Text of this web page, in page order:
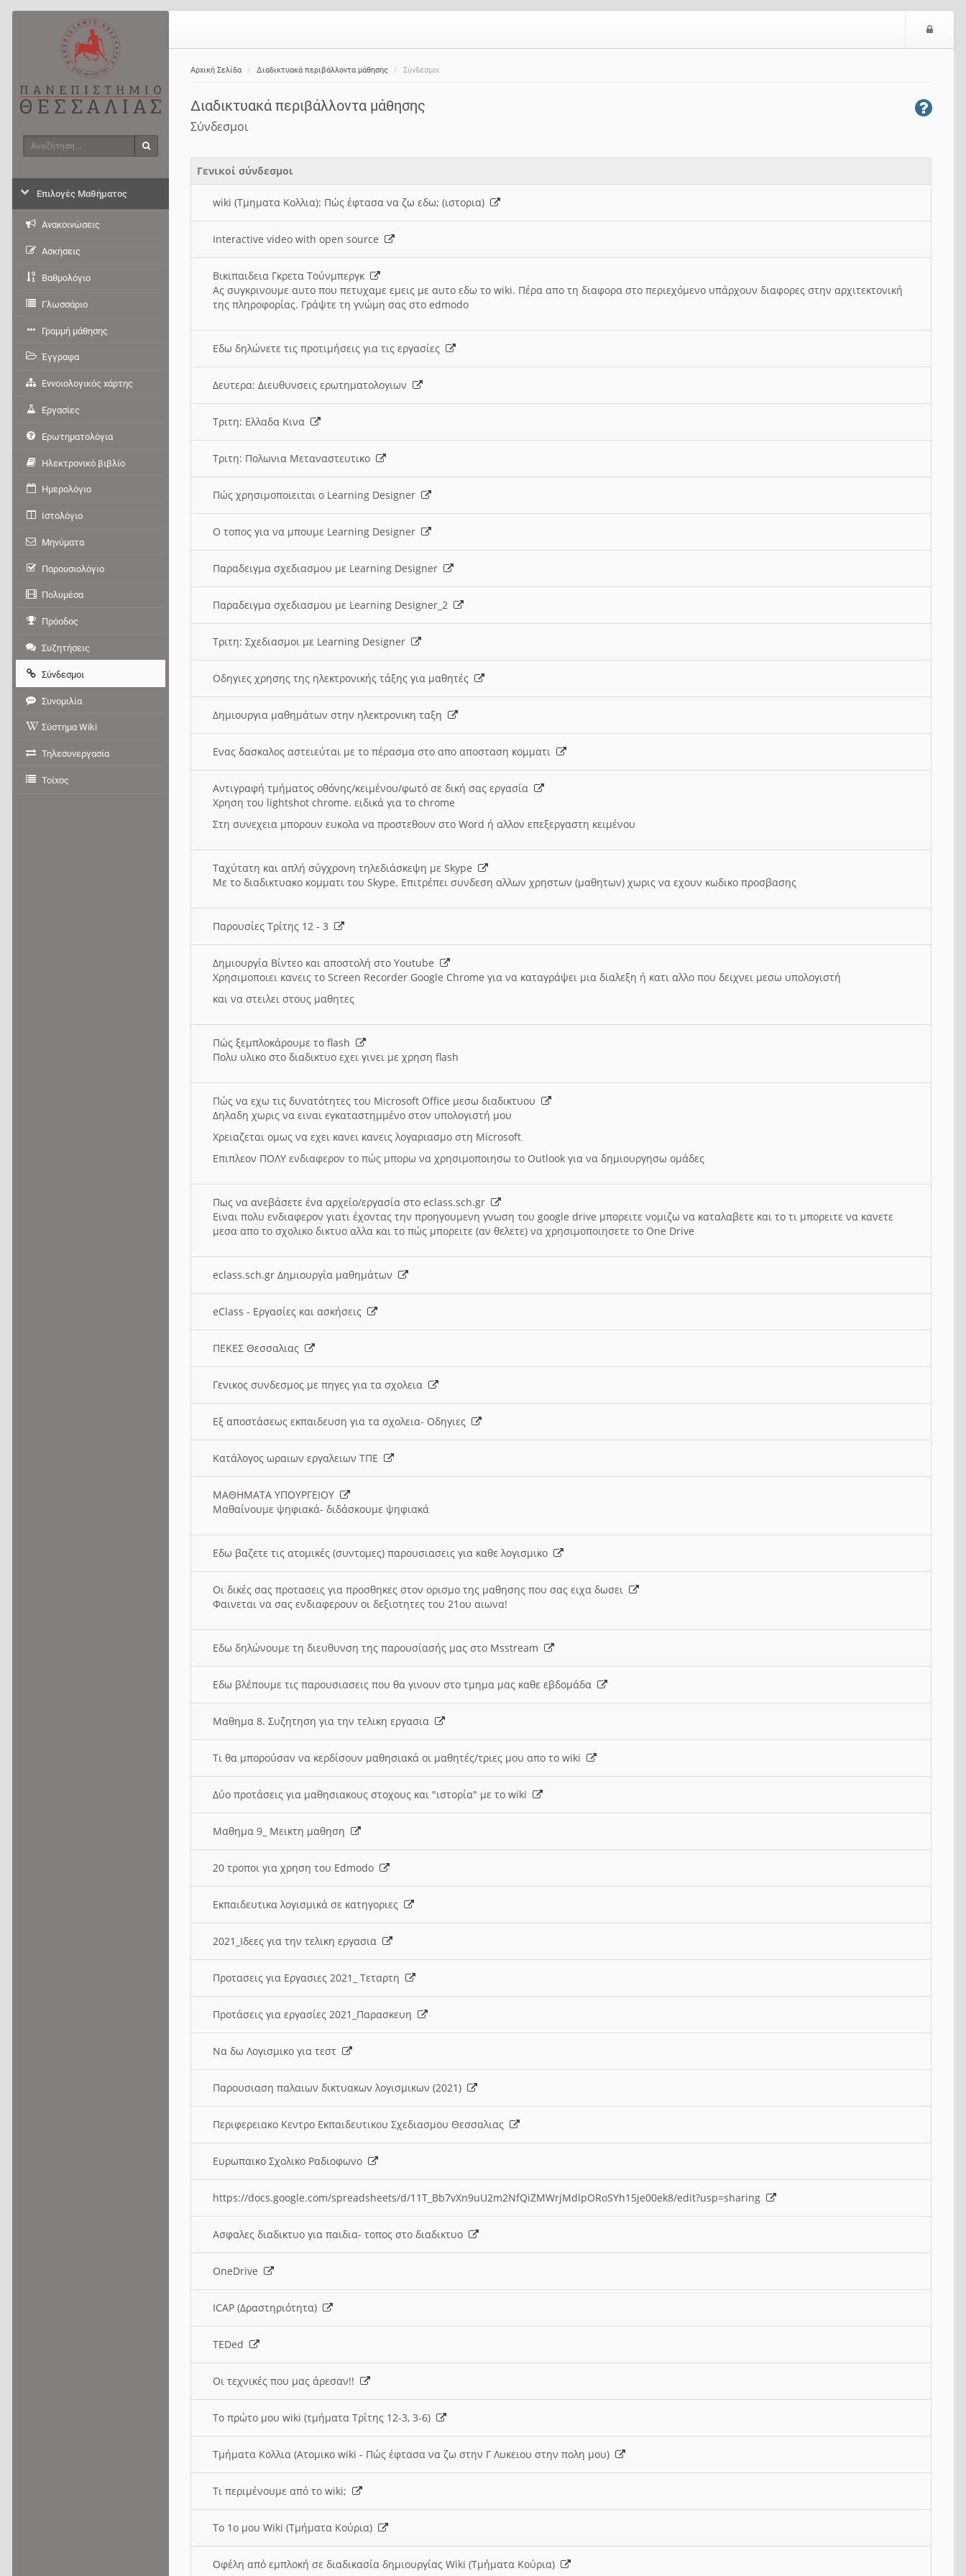
Αρχική Σελίδα Διαδικτυακά περιβάλλοντα μάθησης Σύνδεσμοι
Διαδικτυακά περιβάλλοντα μάθησης
Σύνδεσμοι
Γενικοί σύνδεσμοι
wiki (Τμηματα Κολλια): Πώς έφτασα να ζω εδω; (ιστορια)
Interactive video with open source
Βικιπαιδεια Γκρετα Τούνμπεργκ
Ας συγκρινουμε αυτο που πετυχαμε εμεις με αυτο εδω το wiki. Πέρα απο τη διαφορα στο περιεχόμενο υπάρχουν διαφορες στην αρχιτεκτονική
της πληροφορίας. Γράψτε τη γνώμη σας στο edmodo
Εδω δηλώνετε τις προτιμήσεις για τις εργασίες
Δευτερα: Διευθυνσεις ερωτηματολογιων
Τριτη: Ελλαδα Κινα
Τριτη: Πολωνια Μεταναστευτικο
Πώς χρησιμοποιειται ο Learning Designer
O τοπος για να μπουμε Learning Designer
Παραδειγμα σχεδιασμου με Learning Designer
Παραδειγμα σχεδιασμου με Learning Designer_2
Τριτη: Σχεδιασμοι με Learning Designer
Οδηγιες χρησης της ηλεκτρονικής τάξης για μαθητές
Δημιουργια μαθημάτων στην ηλεκτρονικη ταξη
Ενας δασκαλος αστειεύται με το πέρασμα στο απο αποσταση κομματι
Αντιγραφή τμήματος οθόνης/κειμένου/φωτό σε δική σας εργασία
Χρηση του lightshot chrome. ειδικά για το chrome
Στη συνεχεια μπορουν ευκολα να προστεθουν στο Word ή αλλον επεξεργαστη κειμένου
Ταχύτατη και απλή σύγχρονη τηλεδιάσκεψη με Skype
Με το διαδικτυακο κομματι του Skype. Επιτρέπει συνδεση αλλων χρηστων (μαθητων) χωρις να εχουν κωδικο προσβασης
Παρουσίες Τρίτης 12 - 3
Δημιουργία Βίντεο και αποστολή στο Youtube
Χρησιμοποιει κανεις το Screen Recorder Google Chrome για να καταγράψει μια διαλεξη ή κατι αλλο που δειχνει μεσω υπολογιστή
και να στειλει στους μαθητες
Πώς ξεμπλοκάρουμε το flash
Πολυ υλικο στο διαδικτυο εχει γινει με χρηση flash
Πώς να εχω τις δυνατότητες του Microsoft Office μεσω διαδικτυου
Δηλαδη χωρις να ειναι εγκαταστημμένο στον υπολογιστή μου
Χρειαζεται ομως να εχει κανει κανεις λογαριασμο στη Microsoft
Επιπλεον ΠΟΛΥ ενδιαφερον το πώς μπορω να χρησιμοποιησω το Outlook για να δημιουργησω ομάδες
Πως να ανεβάσετε ένα αρχείο/εργασία στο eclass.sch.gr
Ειναι πολυ ενδιαφερον γιατι έχοντας την προηγουμενη γνωση του google drive μπορειτε νομιζω να καταλαβετε και το τι μπορειτε να κανετε
μεσα απο το σχολικο δικτυο αλλα και το πώς μπορειτε (αν θελετε) να χρησιμοποιησετε το One Drive
eclass.sch.gr Δημιουργία μαθημάτων
eClass - Εργασίες και ασκήσεις
ΠΕΚΕΣ Θεσσαλιας
Γενικος συνδεσμος με πηγες για τα σχολεια
Εξ αποστάσεως εκπαιδευση για τα σχολεια- Οδηγιες
Κατάλογος ωραιων εργαλειων ΤΠΕ
ΜΑΘΗΜΑΤΑ ΥΠΟΥΡΓΕΙΟΥ
Μαθαίνουμε ψηφιακά- διδάσκουμε ψηφιακά
Εδω βαζετε τις ατομικές (συντομες) παρουσιασεις για καθε λογισμικο
Οι δικές σας προτασεις για προσθηκες στον ορισμο της μαθησης που σας ειχα δωσει
Φαινεται να σας ενδιαφερουν οι δεξιοτητες του 21ου αιωνα!
Εδω δηλώνουμε τη διευθυνση της παρουσίασής μας στο Msstream
Εδω βλέπουμε τις παρουσιασεις που θα γινουν στο τμημα μας καθε εβδομάδα
Μαθημα 8. Συζητηση για την τελικη εργασια
Τι θα μπορούσαν να κερδίσουν μαθησιακά οι μαθητές/τριες μου απο το wiki
Δύο προτάσεις για μαθησιακους στοχους και "ιστορία" με το wiki
Μαθημα 9_ Μεικτη μαθηση
20 τροποι για χρηση του Edmodo
Εκπαιδευτικα λογισμικά σε κατηγοριες
2021_Ιδεες για την τελικη εργασια
Προτασεις για Εργασιες 2021_ Τεταρτη
Προτάσεις για εργασίες 2021_Παρασκευη
Να δω Λογισμικο για τεστ
Παρουσιαση παλαιων δικτυακων λογισμικων (2021)
Περιφερειακο Κεντρο Εκπαιδευτικου Σχεδιασμου Θεσσαλιας
Ευρωπαικο Σχολικο Ραδιοφωνο
https://docs.google.com/spreadsheets/d/11T_Bb7vXn9uU2m2NfQiZMWrjMdlpORoSYh15je00ek8/edit?usp=sharing
Ασφαλες διαδικτυο για παιδια- τοπος στο διαδικτυο
OneDrive
ICAP (Δραστηριότητα)
TEDed
Οι τεχνικές που μας άρεσαν!!
Το πρώτο μου wiki (τμήματα Τρίτης 12-3, 3-6)
Τμήματα Κολλια (Ατομικο wiki - Πώς έφτασα να ζω στην Γ Λυκειου στην πολη μου)
Τι περιμένουμε από το wiki;
Το 1ο μου Wiki (Τμήματα Κούρια)
Οφέλη από εμπλοκή σε διαδικασία δημιουργίας Wiki (Τμήματα Κούρια)
Αναζήτηση
Επιλογές Μαθήματος
Ανακοινώσεις
Ασκήσεις
Βαθμολόγιο
Γλωσσάριο
Γραμμή μάθησης
Έγγραφα
Εννοιολογικός χάρτης
Εργασίες
Ερωτηματολόγια
Ηλεκτρονικό βιβλίο
Ημερολόγιο
Ιστολόγιο
Μηνύματα
Παρουσιολόγιο
Πολυμέσα
Πρόοδος
Συζητήσεις
Σύνδεσμοι
Συνομιλία
Σύστημα Wiki
Τηλεσυνεργασία
Τοίχος